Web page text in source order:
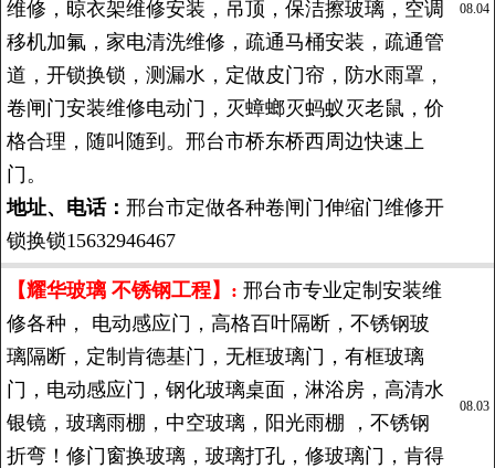
维修，晾衣架维修安装，吊顶，保洁擦玻璃，空调
移机加氟，家电清洗维修，疏通马桶安装，疏通管
道，开锁换锁，测漏水，定做皮门帘，防水雨罩，
卷闸门安装维修电动门，灭蟑螂灭蚂蚁灭老鼠，价
格合理，随叫随到。邢台市桥东桥西周边快速上
门。
地址、电话： 邢台市定做各种卷闸门伸缩门维修开
锁换锁15632946467
08.04
【耀华玻璃 不锈钢工程】: 邢台市专业定制安装维
修各种， 电动感应门，高格百叶隔断，不锈钢玻
璃隔断，定制肯德基门，无框玻璃门，有框玻璃
门，电动感应门，钢化玻璃桌面，淋浴房，高清水
银镜，玻璃雨棚，中空玻璃，阳光雨棚 ，不锈钢
折弯！修门窗换玻璃，玻璃打孔，修玻璃门，肯得
08.03